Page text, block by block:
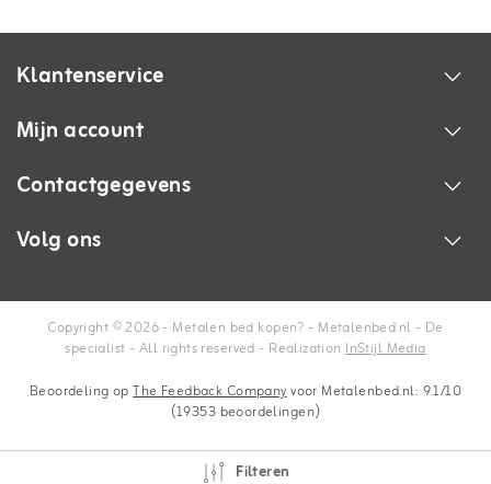
Klantenservice
Mijn account
Contactgegevens
Volg ons
Copyright © 2026 - Metalen bed kopen? - Metalenbed.nl - De
specialist - All rights reserved - RealizationInStijl Media
Filteren
Beoordeling opThe Feedback Companyvoor Metalenbed.nl: 9.1/10
(19353 beoordelingen)